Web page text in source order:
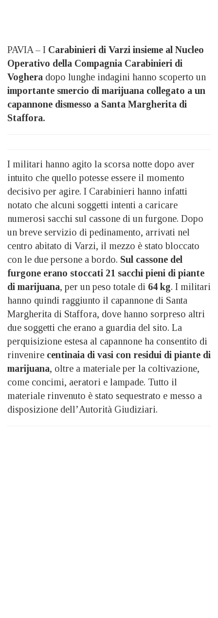
PAVIA – I Carabinieri di Varzi insieme al Nucleo
Operativo della Compagnia Carabinieri di
Voghera dopo lunghe indagini hanno scoperto un
importante smercio di marijuana collegato a un
capannone dismesso a Santa Margherita di
Staffora.
I militari hanno agito la scorsa notte dopo aver
intuito che quello potesse essere il momento
decisivo per agire. I Carabinieri hanno infatti
notato che alcuni soggetti intenti a caricare
numerosi sacchi sul cassone di un furgone. Dopo
un breve servizio di pedinamento, arrivati nel
centro abitato di Varzi, il mezzo è stato bloccato
con le due persone a bordo. Sul cassone del
furgone erano stoccati 21 sacchi pieni di piante
di marijuana, per un peso totale di 64 kg. I militari
hanno quindi raggiunto il capannone di Santa
Margherita di Staffora, dove hanno sorpreso altri
due soggetti che erano a guardia del sito. La
perquisizione estesa al capannone ha consentito di
rinvenire centinaia di vasi con residui di piante di
marijuana, oltre a materiale per la coltivazione,
come concimi, aeratori e lampade. Tutto il
materiale rinvenuto è stato sequestrato e messo a
disposizione dell’Autorità Giudiziari.